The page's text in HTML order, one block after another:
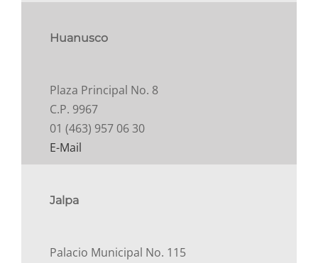
Huanusco
Plaza Principal No. 8
C.P. 9967
01 (463) 957 06 30
E-Mail
Jalpa
Palacio Municipal No. 115